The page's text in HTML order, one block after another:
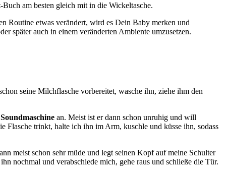
am besten gleich mit in die Wickeltasche.
Routine etwas verändert, wird es Dein Baby merken und
später auch in einem veränderten Ambiente umzusetzen.
seine Milchflasche vorbereitet, wasche ihn, ziehe ihm den
Soundmaschine an. Meist ist er dann schon unruhig und will
Flasche trinkt, halte ich ihn im Arm, kuschle und küsse ihn, sodass
meist schon sehr müde und legt seinen Kopf auf meine Schulter
nochmal und verabschiede mich, gehe raus und schließe die Tür.